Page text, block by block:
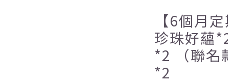
【6個月
珍珠好蘊
*2 （聯名
*2